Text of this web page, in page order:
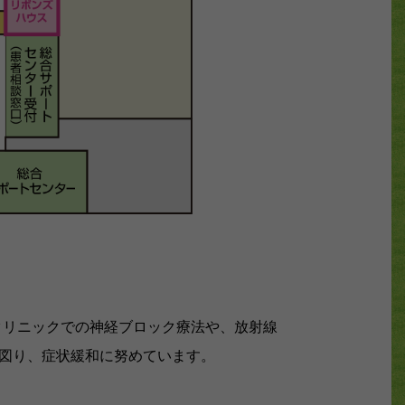
ニックでの神経ブロック療法や、放射線
、症状緩和に努めています。